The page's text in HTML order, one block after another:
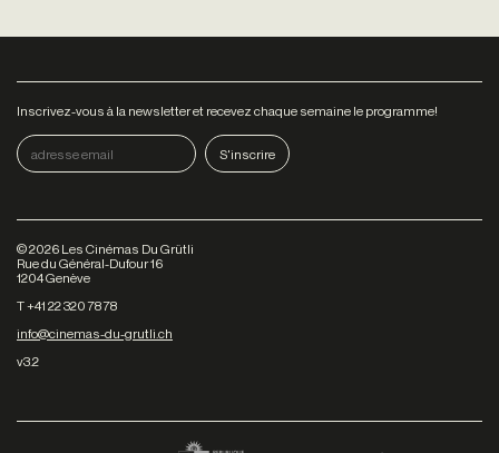
Inscrivez-vous à la newsletter et recevez chaque semaine le programme!
©2026 Les Cinémas Du Grütli
Rue du Général-Dufour 16
1204 Genève
T +41 22 320 78 78
info@cinemas-du-grutli.ch
v3.2